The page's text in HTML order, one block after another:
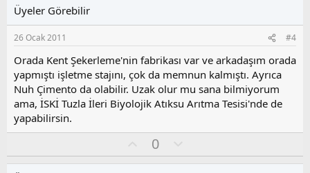
s
u
z
o
y
l
a
Üyeler Görebilir
26 Ocak 2011 #4
Orada Kent Şekerleme'nin fabrikası var ve arkadaşım orada
yapmıştı işletme stajını, çok da memnun kalmıştı. Ayrıca
Nuh Çimento da olabilir. Uzak olur mu sana bilmiyorum
ama, İSKİ Tuzla İleri Biyolojik Atıksu Arıtma Tesisi'nde de
yapabilirsin.
y
0
l